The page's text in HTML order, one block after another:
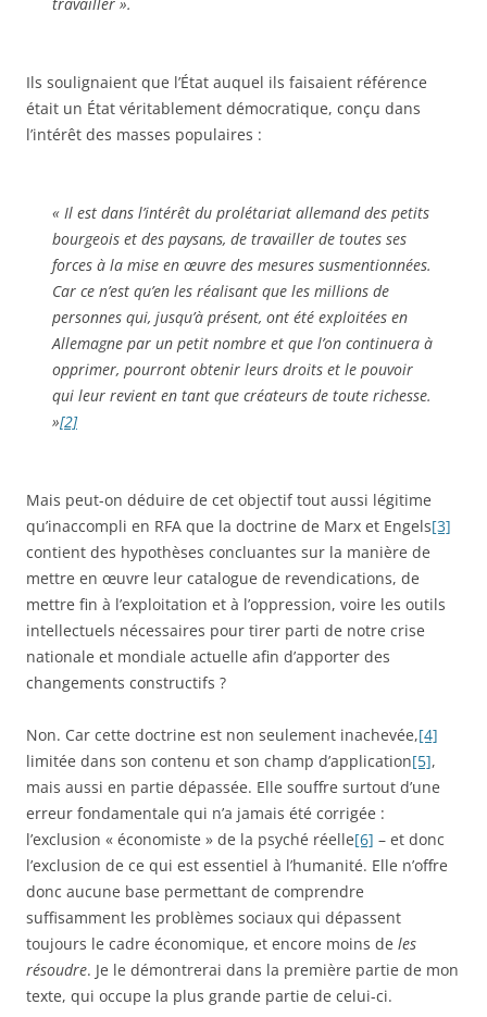
Ils soulignaient que l’État auquel ils faisaient référence
était un État véritablement démocratique, conçu dans
l’intérêt des masses populaires :
« Il est dans l’intérêt du prolétariat allemand des petits
bourgeois et des paysans, de travailler de toutes ses
forces à la mise en œuvre des mesures susmentionnées.
Car ce n’est qu’en les réalisant que les millions de
personnes qui, jusqu’à présent, ont été exploitées en
Allemagne par un petit nombre et que l’on continuera à
opprimer, pourront obtenir leurs droits et le pouvoir
qui leur revient en tant que créateurs de toute richesse.
»[2]
Mais peut-on déduire de cet objectif tout aussi légitime
qu’inaccompli en RFA que la doctrine de Marx et Engels[3]
contient des hypothèses concluantes sur la manière de
mettre en œuvre leur catalogue de revendications, de
mettre fin à l’exploitation et à l’oppression, voire les outils
intellectuels nécessaires pour tirer parti de notre crise
nationale et mondiale actuelle afin d’apporter des
changements constructifs ?
Non. Car cette doctrine est non seulement inachevée,[4]
limitée dans son contenu et son champ d’application[5],
mais aussi en partie dépassée. Elle souffre surtout d’une
erreur fondamentale qui n’a jamais été corrigée :
l’exclusion « économiste » de la psyché réelle[6] – et donc
l’exclusion de ce qui est essentiel à l’humanité. Elle n’offre
donc aucune base permettant de comprendre
suffisamment les problèmes sociaux qui dépassent
toujours le cadre économique, et encore moins de les
résoudre. Je le démontrerai dans la première partie de mon
texte, qui occupe la plus grande partie de celui-ci.